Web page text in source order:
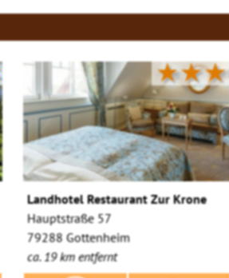
★★★
Landhotel Restaurant Zur Krone
Hauptstraße 57
79288 Gottenheim
ca. 19 km entfernt